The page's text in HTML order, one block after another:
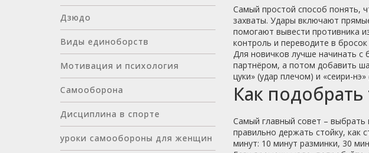
Самый простой способ понять,
захваты. Удары включают
помогают вывести противника
контроль и переводите в
Для новичков лучше начинать с
партнёром, а потом добавить
цуки» (удар плечом) и «сеири-
Как
Самый главный совет – выбрать
правильно держать стойку, как
минут: 10 минут разминки, 30
Дзюдо
Виды единоборств
Мотивация и психология
Самооборона
Дисциплина в спорте
уроки самообороны для женщин